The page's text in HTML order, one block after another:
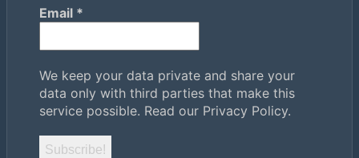
Email *
We keep your data private and share your
data only with third parties that make this
service possible. Read our Privacy Policy.